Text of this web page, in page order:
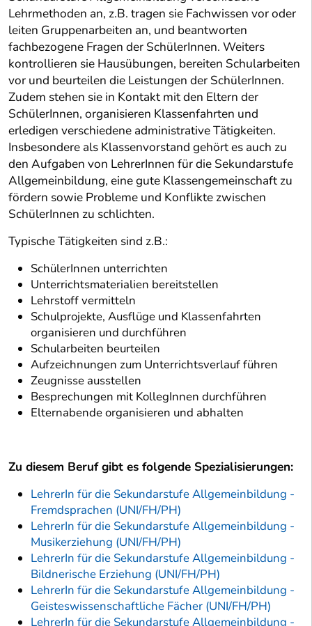
Lehrmethoden an, z.B. tragen sie Fachwissen vor oder
leiten Gruppenarbeiten an, und beantworten
fachbezogene Fragen der SchülerInnen. Weiters
kontrollieren sie Hausübungen, bereiten Schularbeiten
vor und beurteilen die Leistungen der SchülerInnen.
Zudem stehen sie in Kontakt mit den Eltern der
SchülerInnen, organisieren Klassenfahrten und
erledigen verschiedene administrative Tätigkeiten.
Insbesondere als Klassenvorstand gehört es auch zu
den Aufgaben von LehrerInnen für die Sekundarstufe
Allgemeinbildung, eine gute Klassengemeinschaft zu
fördern sowie Probleme und Konflikte zwischen
SchülerInnen zu schlichten.
Typische Tätigkeiten sind z.B.:
SchülerInnen unterrichten
Unterrichtsmaterialien bereitstellen
Lehrstoff vermitteln
Schulprojekte, Ausflüge und Klassenfahrten
organisieren und durchführen
Schularbeiten beurteilen
Aufzeichnungen zum Unterrichtsverlauf führen
Zeugnisse ausstellen
Besprechungen mit KollegInnen durchführen
Elternabende organisieren und abhalten
Zu diesem Beruf gibt es folgende Spezialisierungen:
LehrerIn für die Sekundarstufe Allgemeinbildung -
Fremdsprachen (UNI/FH/PH)
LehrerIn für die Sekundarstufe Allgemeinbildung -
Musikerziehung (UNI/FH/PH)
LehrerIn für die Sekundarstufe Allgemeinbildung -
Bildnerische Erziehung (UNI/FH/PH)
LehrerIn für die Sekundarstufe Allgemeinbildung -
Geisteswissenschaftliche Fächer (UNI/FH/PH)
LehrerIn für die Sekundarstufe Allgemeinbildung -